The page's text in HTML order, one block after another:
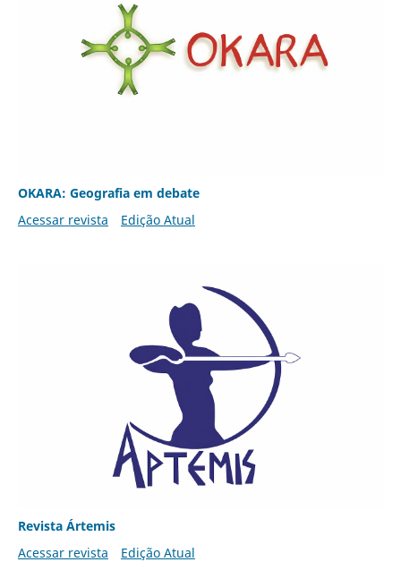
OKARA: Geografia em debate
Acessar revista
Edição Atual
Revista Ártemis
Acessar revista
Edição Atual